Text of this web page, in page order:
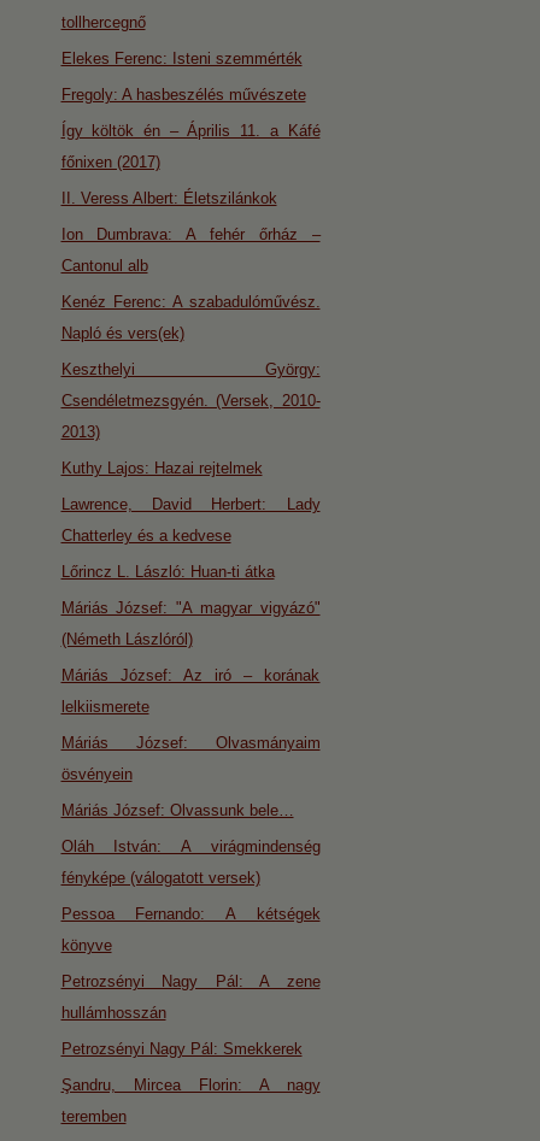
tollhercegnő
Elekes Ferenc: Isteni szemmérték
Fregoly: A hasbeszélés művészete
Így költök én – Április 11. a Káfé
főnixen (2017)
II. Veress Albert: Életszilánkok
Ion Dumbrava: A fehér őrház –
Cantonul alb
Kenéz Ferenc: A szabadulóművész.
Napló és vers(ek)
Keszthelyi György:
Csendéletmezsgyén. (Versek, 2010-
2013)
Kuthy Lajos: Hazai rejtelmek
Lawrence, David Herbert: Lady
Chatterley és a kedvese
Lőrincz L. László: Huan-ti átka
Máriás József: "A magyar vigyázó"
(Németh Lászlóról)
Máriás József: Az iró – korának
lelkiismerete
Máriás József: Olvasmányaim
ösvényein
Máriás József: Olvassunk bele…
Oláh István: A virágmindenség
fényképe (válogatott versek)
Pessoa Fernando: A kétségek
könyve
Petrozsényi Nagy Pál: A zene
hullámhosszán
Petrozsényi Nagy Pál: Smekkerek
Şandru, Mircea Florin: A nagy
teremben